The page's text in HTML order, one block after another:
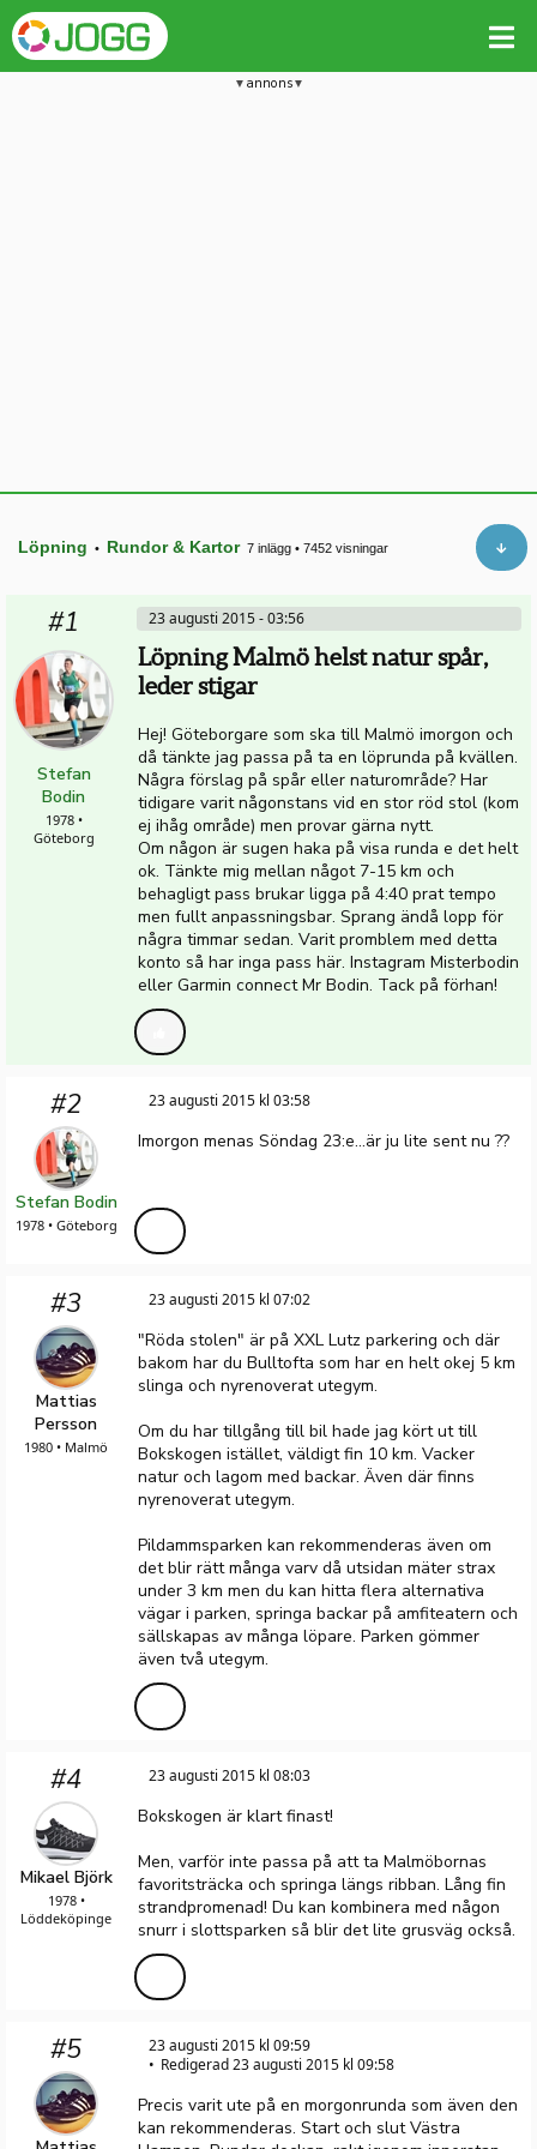
annons
Löpning • Rundor & Kartor 7 inlägg • 7452 visningar
#1
Stefan
Bodin
1978 •
Göteborg
23 augusti 2015 - 03:56
Löpning Malmö helst natur spår,
leder stigar
Hej! Göteborgare som ska till Malmö imorgon och
då tänkte jag passa på ta en löprunda på kvällen.
Några förslag på spår eller naturområde? Har
tidigare varit någonstans vid en stor röd stol (kom
ej ihåg område) men provar gärna nytt.
Om någon är sugen haka på visa runda e det helt
ok. Tänkte mig mellan något 7-15 km och
behagligt pass brukar ligga på 4:40 prat tempo
men fullt anpassningsbar. Sprang ändå lopp för
några timmar sedan. Varit promblem med detta
konto så har inga pass här. Instagram Misterbodin
eller Garmin connect Mr Bodin. Tack på förhan!
#2
Stefan Bodin
1978 • Göteborg
23 augusti 2015 kl 03:58
Imorgon menas Söndag 23:e...är ju lite sent nu ??
#3
Mattias
Persson
1980 • Malmö
23 augusti 2015 kl 07:02
"Röda stolen" är på XXL Lutz parkering och där
bakom har du Bulltofta som har en helt okej 5 km
slinga och nyrenoverat utegym.
Om du har tillgång till bil hade jag kört ut till
Bokskogen istället, väldigt fin 10 km. Vacker
natur och lagom med backar. Även där finns
nyrenoverat utegym.
Pildammsparken kan rekommenderas även om
det blir rätt många varv då utsidan mäter strax
under 3 km men du kan hitta flera alternativa
vägar i parken, springa backar på amfiteatern och
sällskapas av många löpare. Parken gömmer
även två utegym.
#4
Mikael Björk
1978 •
Löddeköpinge
23 augusti 2015 kl 08:03
Bokskogen är klart finast!
Men, varför inte passa på att ta Malmöbornas
favoritsträcka och springa längs ribban. Lång fin
strandpromenad! Du kan kombinera med någon
snurr i slottsparken så blir det lite grusväg också.
#5
23 augusti 2015 kl 09:59
Redigerad 23 augusti 2015 kl 09:58
Precis varit ute på en morgonrunda som även den
kan rekommenderas. Start och slut Västra